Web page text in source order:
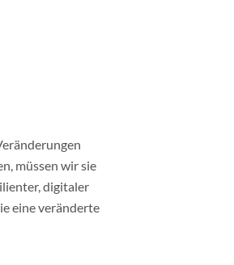
müssen wir sie
digitaler
eine veränderte